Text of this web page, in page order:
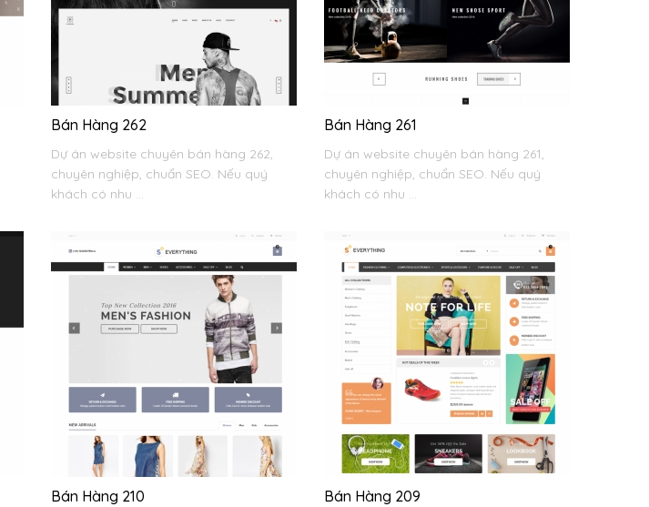
Bán Hàng 262
Dự án website chuyên bán hàng 262,
chuyên nghiệp, chuẩn SEO. Nếu quý
khách có nhu ...
Bán Hàng 261
Dự án website chuyên bán hàng 261,
chuyên nghiệp, chuẩn SEO. Nếu quý
khách có nhu ...
Bán Hàng 210 Bán Hàng 209